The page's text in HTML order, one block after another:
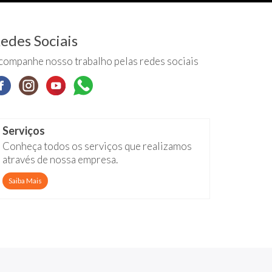
Sociais
nosso trabalho pelas redes sociais
Serviços
Conheça todos os serviços que realizamos
através de nossa empresa.
Saiba Mais